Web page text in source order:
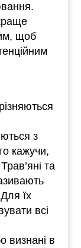
щоб
з
кажучи,
та
їх
всі
визнані в